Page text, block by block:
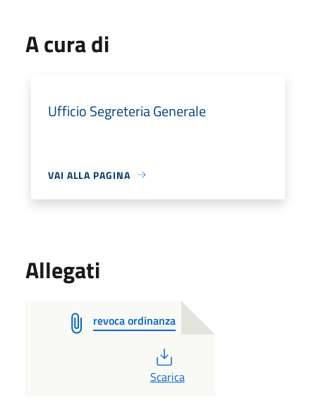
A cura di
Ufficio Segreteria Generale
VAI ALLA PAGINA
Allegati
revoca ordinanza
Scarica